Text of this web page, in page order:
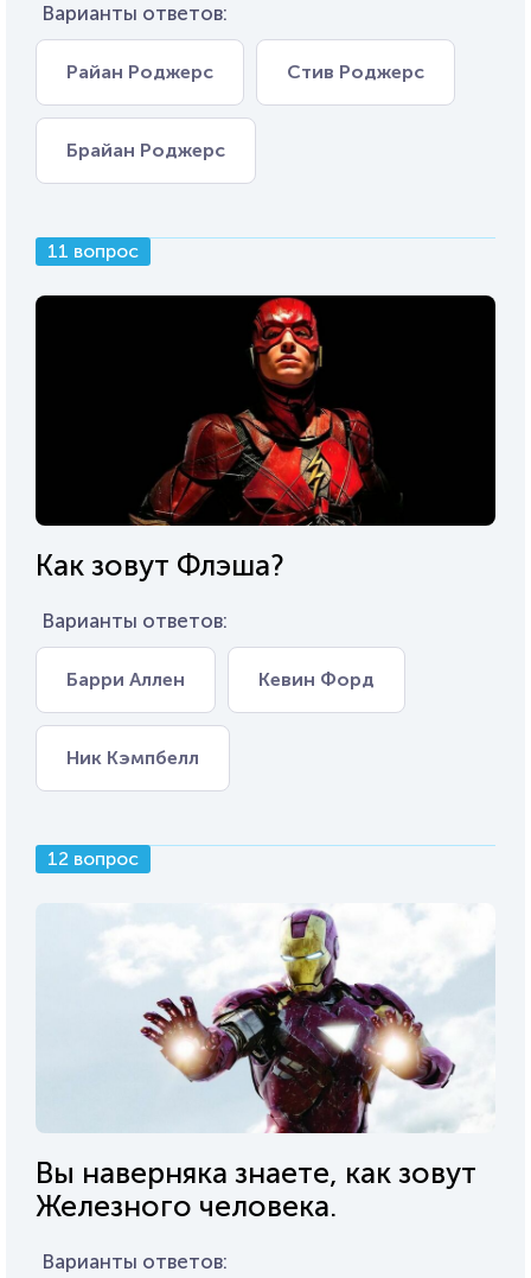
Варианты ответов:
Райан Роджерс Стив Роджерс
Брайан Роджерс
11 вопрос
Как зовут Флэша?
Варианты ответов:
Барри Аллен Кевин Форд
Ник Кэмпбелл
12 вопрос
Вы наверняка знаете, как зовут
Железного человека.
Варианты ответов: